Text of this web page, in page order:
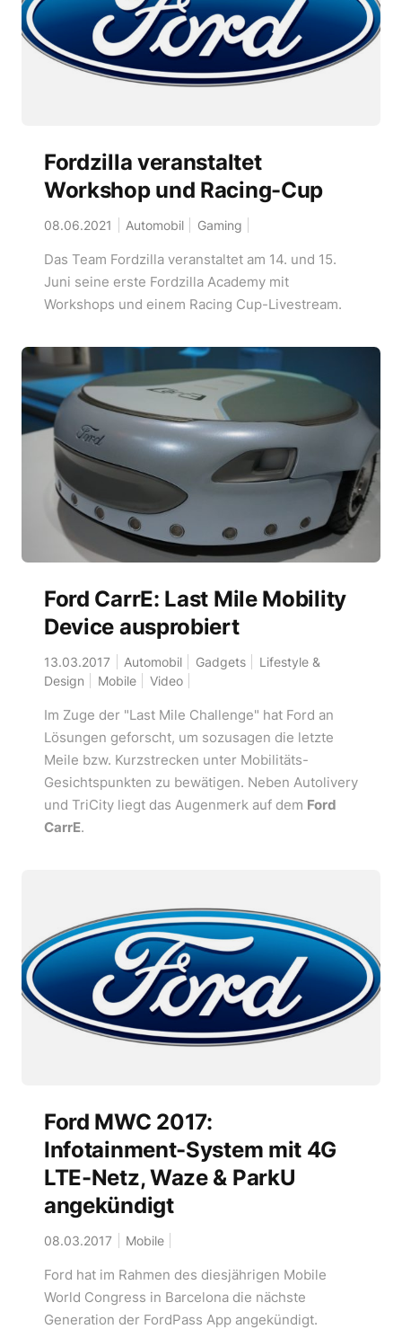
Fordzilla veranstaltet
Workshop und Racing-Cup
08.06.2021 Automobil Gaming
Das Team Fordzilla veranstaltet am 14. und 15.
Juni seine erste Fordzilla Academy mit
Workshops und einem Racing Cup-Livestream.
Ford CarrE: Last Mile Mobility
Device ausprobiert
13.03.2017 Automobil Gadgets
Lifestyle &
Design
Mobile Video
Im Zuge der "Last Mile Challenge" hat Ford an
Lösungen geforscht, um sozusagen die letzte
Meile bzw. Kurzstrecken unter Mobilitäts-
Gesichtspunkten zu bewätigen. Neben Autolivery
und TriCity liegt das Augenmerk auf dem Ford
CarrE.
Ford MWC 2017:
Infotainment-System mit 4G
LTE-Netz, Waze & ParkU
angekündigt
08.03.2017 Mobile
Ford hat im Rahmen des diesjährigen Mobile
World Congress in Barcelona die nächste
Generation der FordPass App angekündigt.